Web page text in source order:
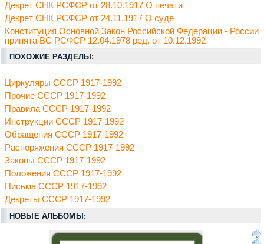
Декрет СНК РСФСР от 28.10.1917 О печати
Декрет СНК РСФСР от 24.11.1917 О суде
Конституция Основной Закон Российской Федерации - России
принята ВС РСФСР 12.04.1978 ред. от 10.12.1992
ПОХОЖИЕ РАЗДЕЛЫ:
Циркуляры СССР 1917-1992
Прочие СССР 1917-1992
Правила СССР 1917-1992
Инструкции СССР 1917-1992
Обращения СССР 1917-1992
Распоряжения СССР 1917-1992
Законы СССР 1917-1992
Положения СССР 1917-1992
Письма СССР 1917-1992
Декреты СССР 1917-1992
НОВЫЕ АЛЬБОМЫ: